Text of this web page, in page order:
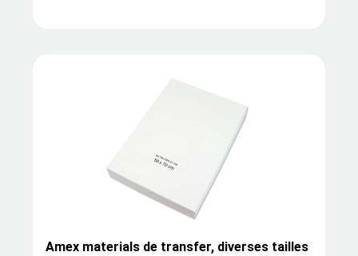
Amex materials de transfer, diverses tailles